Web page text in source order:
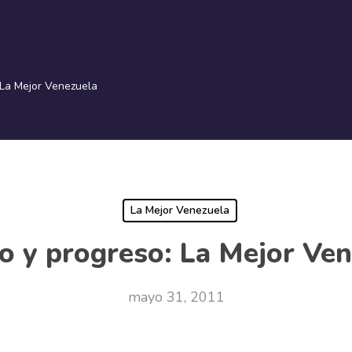
La Mejor Venezuela
La Mejor Venezuela
y progreso: La Mejor
mayo 31, 2011